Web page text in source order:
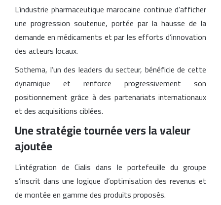
L’industrie pharmaceutique marocaine continue d’afficher
une progression soutenue, portée par la hausse de la
demande en médicaments et par les efforts d’innovation
des acteurs locaux.
Sothema, l’un des leaders du secteur, bénéficie de cette
dynamique et renforce progressivement son
positionnement grâce à des partenariats internationaux
et des acquisitions ciblées.
Une stratégie tournée vers la valeur
ajoutée
L’intégration de Cialis dans le portefeuille du groupe
s’inscrit dans une logique d’optimisation des revenus et
de montée en gamme des produits proposés.